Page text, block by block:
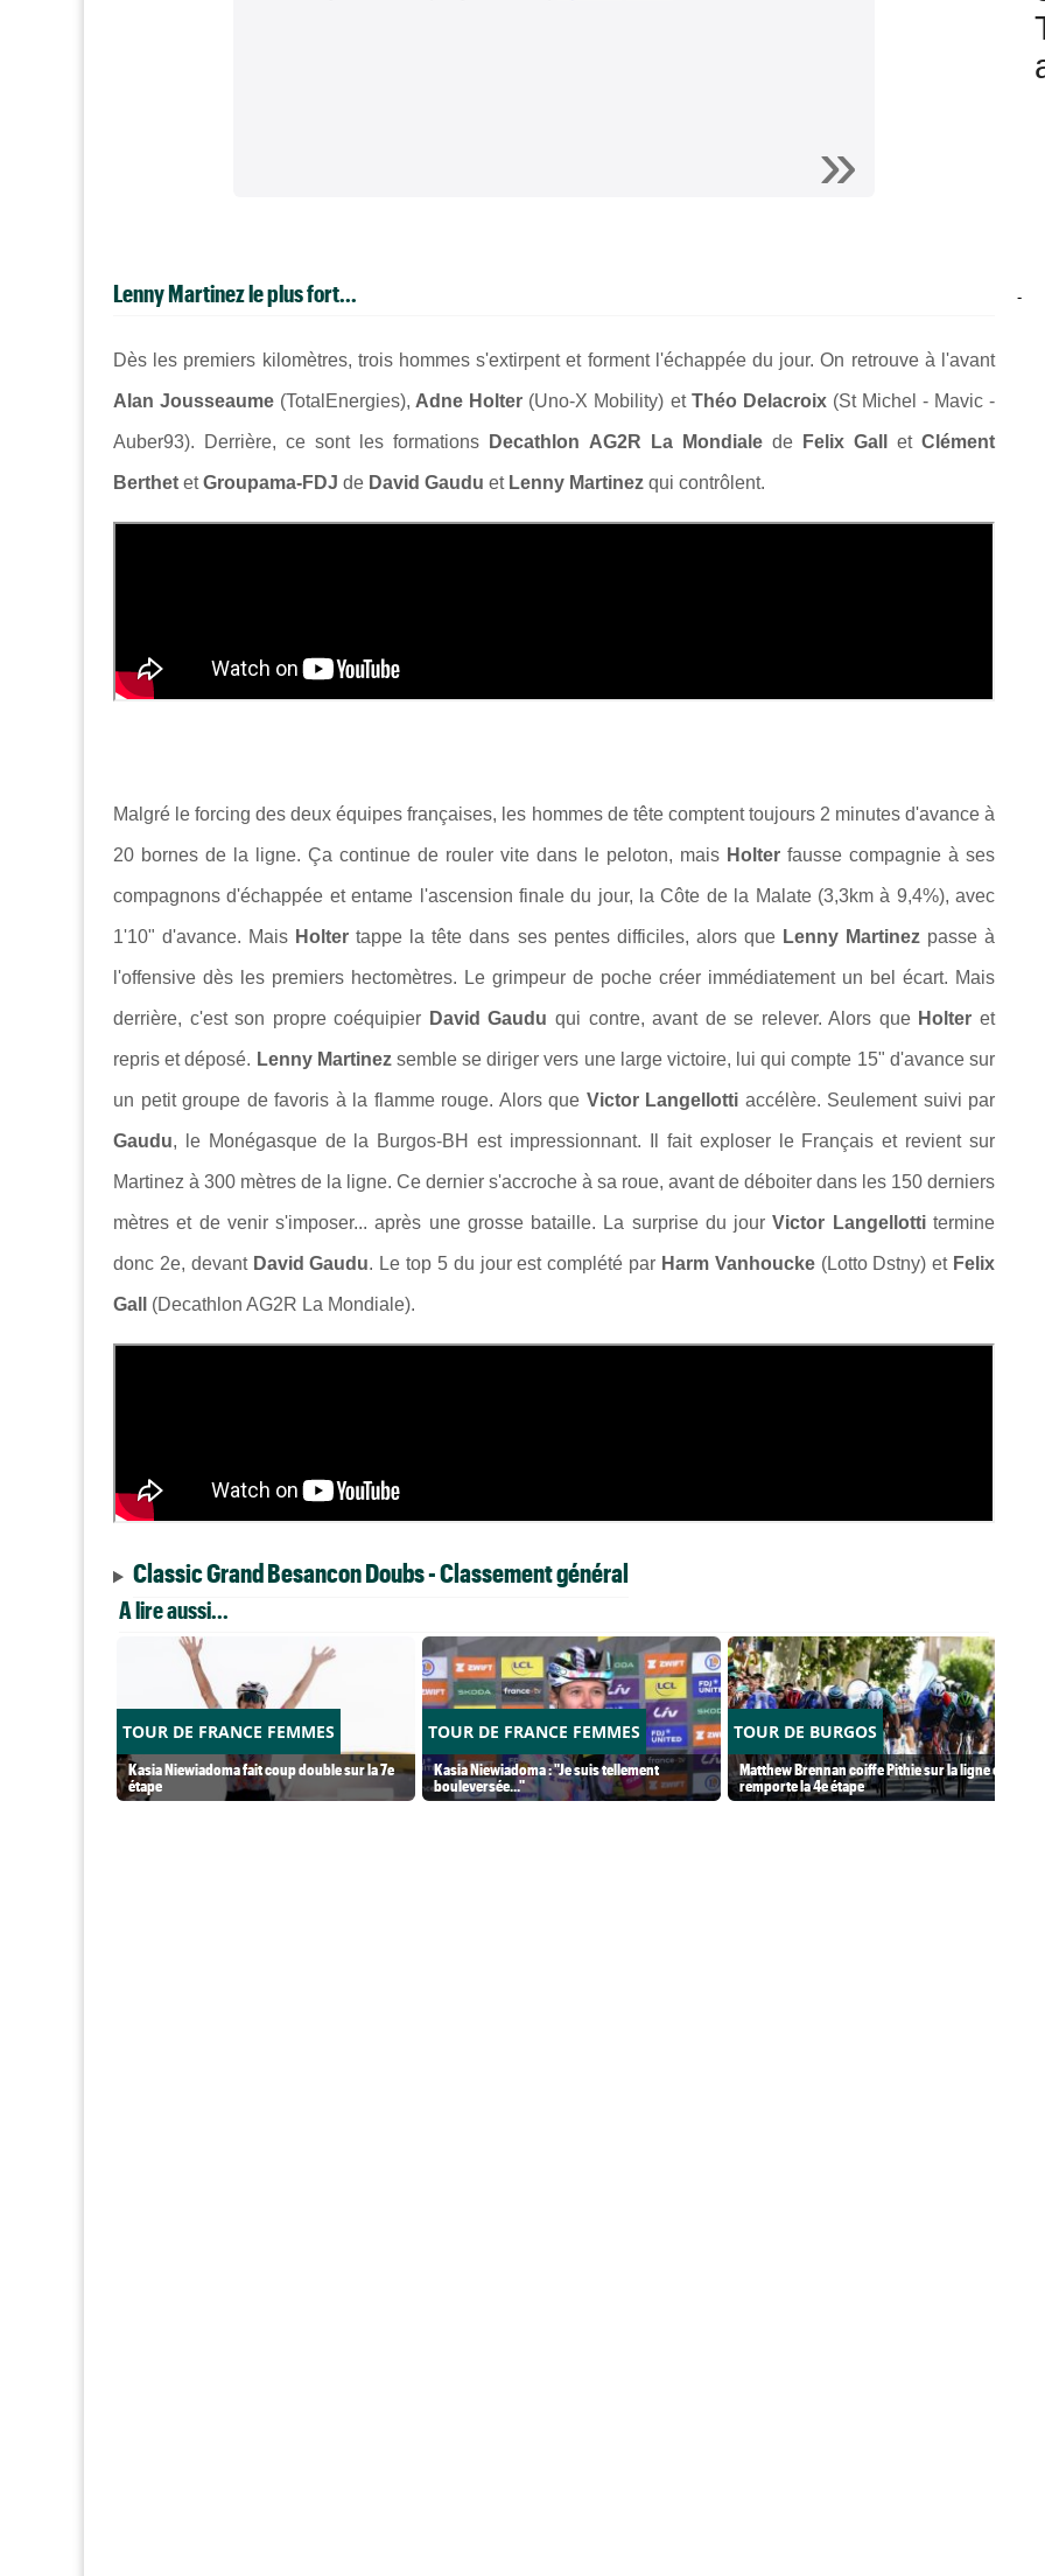
Lenny Martinez le plus fort...
Dès les premiers kilomètres, trois hommes s'extirpent et forment l'échappée du jour. On retrouve à l'avant
Alan Jousseaume (TotalEnergies), Adne Holter (Uno-X Mobility) et Théo Delacroix(St Michel - Mavic -
Auber93). Derrière, ce sont les formations Decathlon AG2R La Mondialede Felix Gall etClément
Berthet etGroupama-FDJ de David Gaudu et Lenny Martinez qui contrôlent.
Malgré le forcing des deux équipes françaises, les hommes de tête comptent toujours 2 minutes d'avance à
20 bornes de la ligne. Ça continue de rouler vite dans le peloton, mais Holter fausse compagnie à ses
compagnons d'échappée et entame l'ascension finale du jour, la Côte de la Malate (3,3km à 9,4%), avec
1'10" d'avance. Mais Holtertappe la tête dans ses pentes difficiles, alors queLenny Martinez passe à
l'offensive dès les premiers hectomètres. Le grimpeur de poche créer immédiatement un bel écart. Mais
derrière, c'est son propre coéquipier David Gaudu qui contre, avant de se relever. Alors que Holter et
repris et déposé. Lenny Martinezsemble se diriger vers une large victoire, lui qui compte 15" d'avance sur
un petit groupe de favoris à la flamme rouge. Alors que Victor Langellotti accélère. Seulement suivi par
Gaudu, le Monégasque de la Burgos-BH est impressionnant. Il fait exploser le Français et revient sur
Martinez à 300 mètres de la ligne. Ce dernier s'accroche à sa roue, avant de déboiter dans les 150 derniers
mètres et de venir s'imposer... après une grosse bataille. La surprise du jourVictor Langellottitermine
donc 2e, devant David Gaudu. Le top 5 du jour est complété par Harm Vanhoucke (Lotto Dstny) et Felix
Gall (Decathlon AG2R La Mondiale).
Classic Grand Besancon Doubs - Classement général
A lire aussi...
TOUR DE FRANCE FEMMES
Kasia Niewiadoma fait coup double sur la 7e
étape
TOUR DE FRANCE FEMMES
Kasia Niewiadoma : "Je suis tellement
bouleversée..."
TOUR DE BURGOS
Matthew Brennan coiffe Pithie sur la ligne et
remporte la 4e étape
-